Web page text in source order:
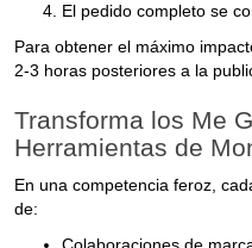
El pedido completo se
Para obtener el máximo
2-3 horas posteriores a la
Transforma los Me
Herramientas de
En una competencia feroz,
de: